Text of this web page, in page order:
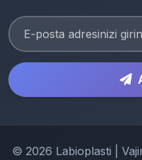
© 2026 Labioplasti |